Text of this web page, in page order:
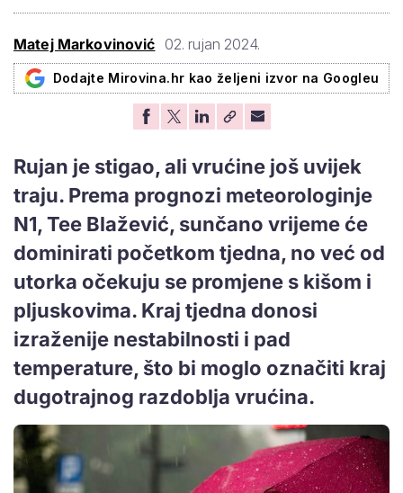
Matej Markovinović 02. rujan 2024.
Dodajte Mirovina.hr kao željeni izvor na Googleu
Rujan je stigao, ali vrućine još uvijek
traju. Prema prognozi meteorologinje
N1, Tee Blažević, sunčano vrijeme će
dominirati početkom tjedna, no već od
utorka očekuju se promjene s kišom i
pljuskovima. Kraj tjedna donosi
izraženije nestabilnosti i pad
temperature, što bi moglo označiti kraj
dugotrajnog razdoblja vrućina.